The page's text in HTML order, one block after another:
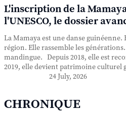
L'inscription de la
l'UNESCO, le dossier
La Mamaya est une danse guinéenne.
région. Elle rassemble les
mandingue. Depuis 2018, elle est
2019, elle devient patrimoine culturel
24 July, 2026
CHRONIQUE